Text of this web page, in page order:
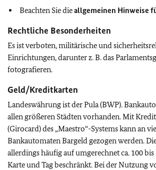
Beachten Sie dieallgemeinen Hinweise
Rechtliche Besonderheiten
Es ist verboten, militärische und
Einrichtungen, darunter z. B. das
fotografieren.
Geld/Kreditkarten
Landeswährung ist der Pula (BWP).
allen größeren Städten vorhanden. Mit
(Girocard) des „Maestro“-Systems kann an
Bankautomaten Bargeld gezogen werden.
allerdings häufig auf umgerechnet ca. 100
Karte und Tag beschränkt. Bei der Nutzung